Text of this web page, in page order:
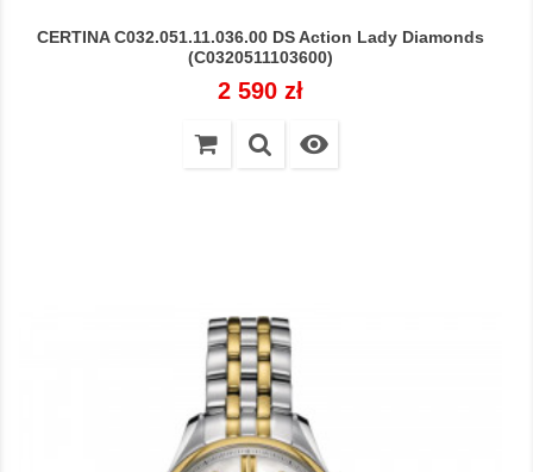
CERTINA C032.051.11.036.00 DS Action Lady Diamonds
(C0320511103600)
Cena
2 590 zł
